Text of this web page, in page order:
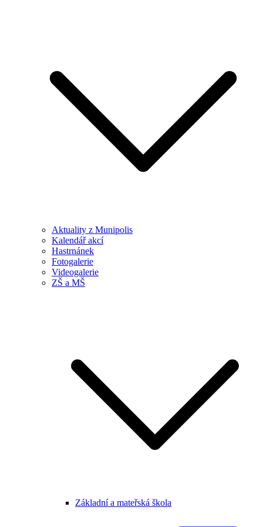
Aktuality z Munipolis
Kalendář akcí
Hastrnánek
Fotogalerie
Videogalerie
ZŠ a MŠ
Základní a mateřská škola